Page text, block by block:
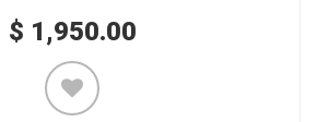
$ 1,950.00